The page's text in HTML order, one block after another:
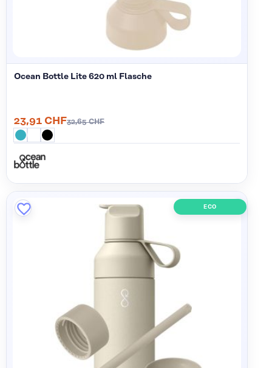
Ocean Bottle Lite 620 ml Flasche
23,91 CHF32,65 CHF
ECO